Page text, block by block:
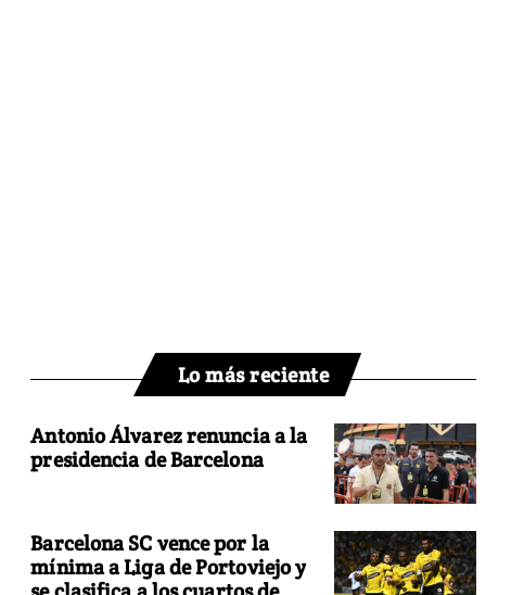
Lo más reciente
Antonio Álvarez renuncia a la
presidencia de Barcelona
Barcelona SC vence por la
mínima a Liga de Portoviejo y